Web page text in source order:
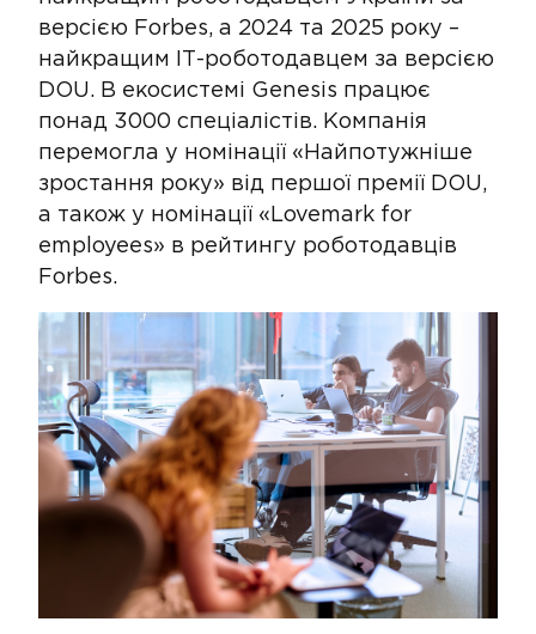
версією Forbes, а 2024 та 2025 року –
найкращим ІТ-роботодавцем за версією
DOU. В екосистемі Genesis працює
понад 3000 спеціалістів. Компанія
перемогла у номінації «Найпотужніше
зростання року» від першої премії DOU,
а також у номінації «Lovemark for
employees» в рейтингу роботодавців
Forbes.